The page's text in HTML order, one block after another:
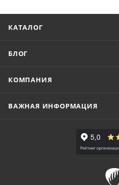
КАТАЛОГ
БЛОГ
КОМПАНИЯ
ВАЖНАЯ ИНФОРМАЦИЯ